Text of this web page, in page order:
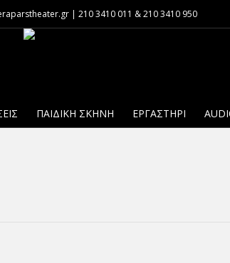
| 210 3410 011 & 210 3410 950
ΠΑΙΔΙΚΗ ΣΚΗΝΗ ΕΡΓΑΣΤΉΡΙ